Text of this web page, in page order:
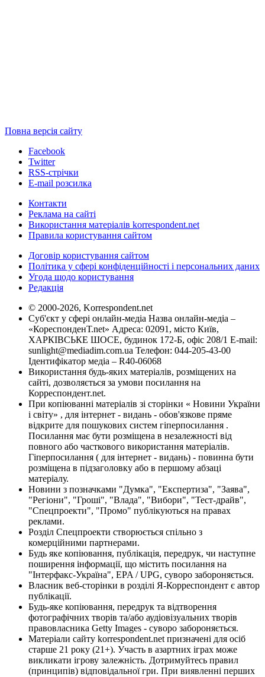
Повна версія сайту
Facebook
Twitter
RSS-стрічки
E-mail розсилка
Контакти
Реклама на сайті
Використання матеріалів korrespondent.net
Правила користування сайтом
Договір користування сайтом
Політика у сфері конфіденційності і персональних даних
Угода щодо користування
Редакція
© 2000-2026, Korrespondent.net
Суб'єкт у сфері онлайн-медіа Назва онлайн-медіа –
«КореспонденТ.net» Адреса: 02091, місто Київ,
ХАРКІВСЬКЕ ШОСЕ, будинок 172-Б, офіс 208/1 E-mail:
sunlight@mediadim.com.ua Телефон: 044-205-43-00
Ідентифікатор медіа – R40-06068
Використання будь-яких матеріалів, розміщених на
сайті, дозволяється за умови посилання на
Корреспондент.net.
При копіюванні матеріалів зі сторінки « Новини України
і світу» , для інтернет - видань - обов'язкове пряме
відкрите для пошукових систем гіперпосилання .
Посилання має бути розміщена в незалежності від
повного або часткового використання матеріалів.
Гіперпосилання ( для інтернет - видань) - повинна бути
розміщена в підзаголовку або в першому абзаці
матеріалу.
Новини з позначками "Думка", "Експертиза", "Заява",
"Регіони", "Гроші", "Влада", "Вибори", "Тест-драйв",
"Спецпроекти", "Промо" публікуються на правах
реклами.
Розділ Спецпроекти створюється спільно з
комерційними партнерами.
Будь яке копіювання, публікація, передрук, чи наступне
поширення інформації, що містить посилання на
"Інтерфакс-Україна", EPA / UPG, суворо забороняється.
Власник веб-сторінки в розділі Я-Корреспондент є автор
публікації.
Будь-яке копіювання, передрук та відтворення
фотографічних творів та/або аудіовізуальних творів
правовласника Getty Images - суворо забороняється.
Матеріали сайту korrespondent.net призначені для осіб
старше 21 року (21+). Участь в азартних іграх може
викликати ігрову залежність. Дотримуйтесь правил
(принципів) відповідальної гри. При виявленні перших